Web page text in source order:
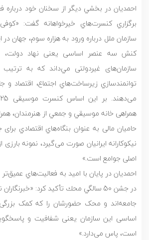
احمدیان در بخشي ديگر از سخنان خود
برگزاري كنسرت‌هاي خيرخواهانه گفت:
سازمان ملل درباره ورود به هزاره سوم، جهان
کنش سه عنصر اساسی یعنی نهاد دولت،
سازمان‌های غیردولتی مي‌داند که به ترتیب
توانمندسازي زيرساخت‌هاي اجتماع، اقتصاد
همراهی خانه موسيقي و جمعي از هنرمندان،
حامیان مالی به عنوان بنگاه‌هاي اقتصادي
نيكوكارانه ايرانيان صورت می‌گیرد، نمونه
اصلی جوامع است.»
احمدیان در پايان با اميد به فعاليت‌هاي
در جشن 50 سالگي محك تأكيد كرد:
جامعه‌اند و محک حضورشان را که کمک
اساسی این سازمان یعنی شفافیت و
است، پاس می‌دارد.»